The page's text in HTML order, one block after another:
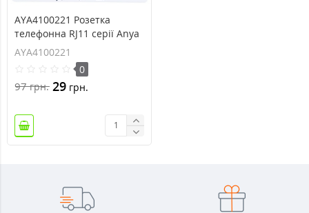
AYA4100221 Розетка
телефонна RJ11 серії Anya
AYA4100221
0
97грн. 29 грн.